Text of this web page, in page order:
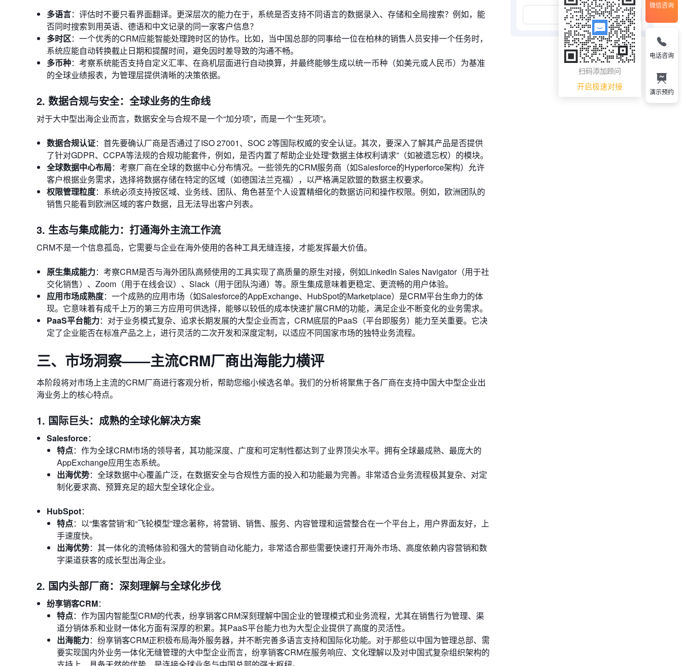
多语言：评估时不要只看界面翻译。更深层次的能力在于，系统是否支持不同语言的数据录入、存储和全局搜索？例如，能
否同时搜索到用英语、德语和中文记录的同一家客户信息？
多时区：一个优秀的CRM应能智能处理跨时区的协作。比如，当中国总部的同事给一位在柏林的销售人员安排一个任务时，
系统应能自动转换截止日期和提醒时间，避免因时差导致的沟通不畅。
多币种：考察系统能否支持自定义汇率、在商机层面进行自动换算，并最终能够生成以统一币种（如美元或人民币）为基准
的全球业绩报表，为管理层提供清晰的决策依据。
2. 数据合规与安全：全球业务的生命线
对于大中型出海企业而言，数据安全与合规不是一个“加分项”，而是一个“生死项”。
数据合规认证：首先要确认厂商是否通过了ISO 27001、SOC 2等国际权威的安全认证。其次，要深入了解其产品是否提供
了针对GDPR、CCPA等法规的合规功能套件，例如，是否内置了帮助企业处理“数据主体权利请求”（如被遗忘权）的模块。
全球数据中心布局：考察厂商在全球的数据中心分布情况。一些领先的CRM服务商（如Salesforce的Hyperforce架构）允许
客户根据业务需求，选择将数据存储在特定的区域（如德国法兰克福），以严格满足欧盟的数据主权要求。
权限管理粒度：系统必须支持按区域、业务线、团队、角色甚至个人设置精细化的数据访问和操作权限。例如，欧洲团队的
销售只能看到欧洲区域的客户数据，且无法导出客户列表。
3. 生态与集成能力：打通海外主流工作流
CRM不是一个信息孤岛，它需要与企业在海外使用的各种工具无缝连接，才能发挥最大价值。
原生集成能力：考察CRM是否与海外团队高频使用的工具实现了高质量的原生对接，例如LinkedIn Sales Navigator（用于社
交化销售）、Zoom（用于在线会议）、Slack（用于团队沟通）等。原生集成意味着更稳定、更流畅的用户体验。
应用市场成熟度：一个成熟的应用市场（如Salesforce的AppExchange、HubSpot的Marketplace）是CRM平台生命力的体
现。它意味着有成千上万的第三方应用可供选择，能够以较低的成本快速扩展CRM的功能，满足企业不断变化的业务需求。
PaaS平台能力：对于业务模式复杂、追求长期发展的大型企业而言，CRM底层的PaaS（平台即服务）能力至关重要。它决
定了企业能否在标准产品之上，进行灵活的二次开发和深度定制，以适应不同国家市场的独特业务流程。
三、市场洞察——主流CRM厂商出海能力横评
本阶段将对市场上主流的CRM厂商进行客观分析，帮助您缩小候选名单。我们的分析将聚焦于各厂商在支持中国大中型企业出
海业务上的核心特点。
1. 国际巨头：成熟的全球化解决方案
Salesforce：
特点：作为全球CRM市场的领导者，其功能深度、广度和可定制性都达到了业界顶尖水平。拥有全球最成熟、最庞大的
AppExchange应用生态系统。
出海优势：全球数据中心覆盖广泛，在数据安全与合规性方面的投入和功能最为完善。非常适合业务流程极其复杂、对定
制化要求高、预算充足的超大型全球化企业。
HubSpot：
特点：以“集客营销”和“飞轮模型”理念著称，将营销、销售、服务、内容管理和运营整合在一个平台上，用户界面友好，上
手速度快。
出海优势：其一体化的流畅体验和强大的营销自动化能力，非常适合那些需要快速打开海外市场、高度依赖内容营销和数
字渠道获客的成长型出海企业。
2. 国内头部厂商：深刻理解与全球化步伐
纷享销客CRM：
特点：作为国内智能型CRM的代表，纷享销客CRM深刻理解中国企业的管理模式和业务流程，尤其在销售行为管理、渠
道分销体系和业财一体化方面有深厚的积累。其PaaS平台能力也为大型企业提供了高度的灵活性。
出海能力：纷享销客CRM正积极布局海外服务器，并不断完善多语言支持和国际化功能。对于那些以中国为管理总部、需
要实现国内外业务一体化无缝管理的大中型企业而言，纷享销客CRM在服务响应、文化理解以及对中国式复杂组织架构的
展开更多
微信咨询
扫码添加顾问
开启极速对接
电话咨询
演示预约